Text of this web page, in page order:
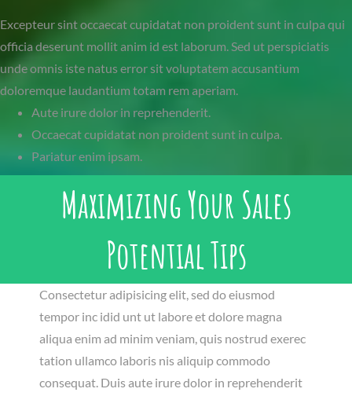
Excepteur sint occaecat cupidatat non proident sunt in culpa qui
officia deserunt mollit anim id est laborum. Sed ut perspiciatis
unde omnis iste natus error sit voluptatem accusantium
doloremque laudantium totam rem aperiam.
Aute irure dolor in reprehenderit.
Occaecat cupidatat non proident sunt in culpa.
Pariatur enim ipsam.
Maximizing Your Sales
Potential Tips
Consectetur adipisicing elit, sed do eiusmod
tempor inc idid unt ut labore et dolore magna
aliqua enim ad minim veniam, quis nostrud exerec
tation ullamco laboris nis aliquip commodo
consequat. Duis aute irure dolor in reprehenderit